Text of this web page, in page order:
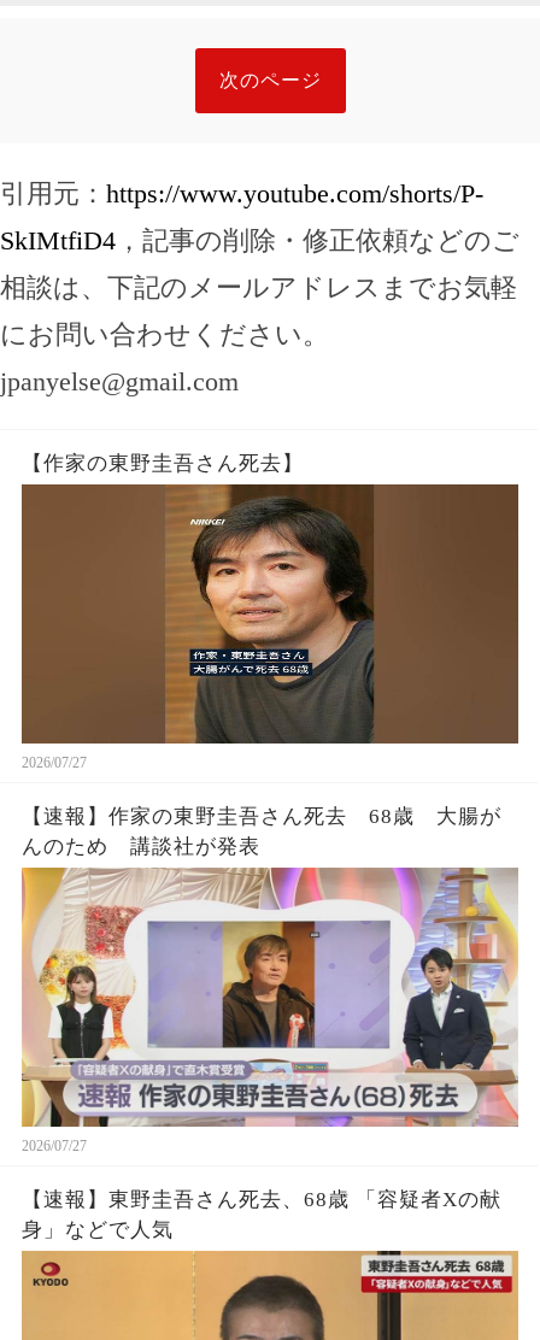
次のページ
引用元： https://www.youtube.com/shorts/P-
SkIMtfiD4 ，記事の削除・修正依頼などのご
相談は、下記のメールアドレスまでお気軽
にお問い合わせください。
jpanyelse@gmail.com
【作家の東野圭吾さん死去】
2026/07/27
【速報】作家の東野圭吾さん死去 68歳 大腸が
んのため 講談社が発表
2026/07/27
【速報】東野圭吾さん死去、68歳 「容疑者Xの献
身」などで人気